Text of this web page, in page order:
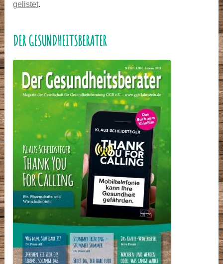
gelistet.
DER GESUNDHEITSBERATER